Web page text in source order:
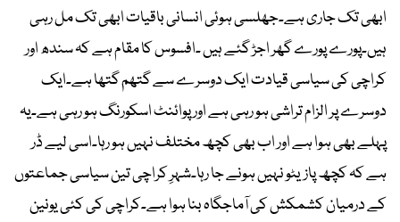
ابھی تک جاری ہے۔جھلسی ہوئی انسانی باقیات ابھی تک مل رہی
ہیں۔پورے پورے گھر اجڑ گئے ہیں ۔افسوس کا مقام ہے کہ سندھ اور
کراچی کی سیاسی قیادت ایک دوسرے سے گتھم گتھا ہے۔ایک
دوسرے پر الزام تراشی ہو رہی ہے اور پوائنٹ اسکورنگ ہو رہی ہے۔یہ
پہلے بھی ہوا ہے اور اب بھی کچھ مختلف نہیں ہو رہا۔اسی لیے ڈر
ہے کہ کچھ پازیٹو نہیں ہونے جا رہا۔شہرِ کراچی تین سیاسی جماعتوں
کے درمیان کشمکش کی آماجگاہ بنا ہوا ہے۔کراچی کی کئی یونین